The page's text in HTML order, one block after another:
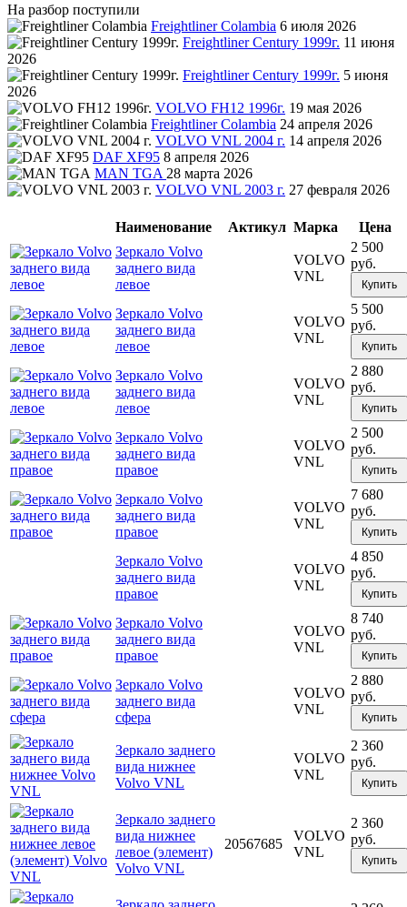
На разбор поступили
Freightliner Colambia 6 июля 2026
Freightliner Century 1999г. 11 июня
2026
Freightliner Century 1999г. 5 июня
2026
VOLVO FH12 1996г. 19 мая 2026
Freightliner Colambia 24 апреля 2026
VOLVO VNL 2004 г. 14 апреля 2026
DAF XF95 8 апреля 2026
MAN TGA 28 марта 2026
VOLVO VNL 2003 г. 27 февраля 2026
Наименование Актикул Марка
Цена
Зеркало Volvo
заднего вида
левое
VOLVO
VNL
2 500
руб.
Купить
Зеркало Volvo
заднего вида
левое
VOLVO
VNL
5 500
руб.
Купить
Зеркало Volvo
заднего вида
левое
VOLVO
VNL
2 880
руб.
Купить
Зеркало Volvo
заднего вида
правое
VOLVO
VNL
2 500
руб.
Купить
Зеркало Volvo
заднего вида
правое
VOLVO
VNL
7 680
руб.
Купить
Зеркало Volvo
заднего вида
правое
VOLVO
VNL
4 850
руб.
Купить
Зеркало Volvo
заднего вида
правое
VOLVO
VNL
8 740
руб.
Купить
Зеркало Volvo
заднего вида
сфера
VOLVO
VNL
2 880
руб.
Купить
Зеркало заднего
вида нижнее
Volvo VNL
VOLVO
VNL
2 360
руб.
Купить
Зеркало заднего
вида нижнее
левое (элемент)
Volvo VNL
20567685
VOLVO
VNL
2 360
руб.
Купить